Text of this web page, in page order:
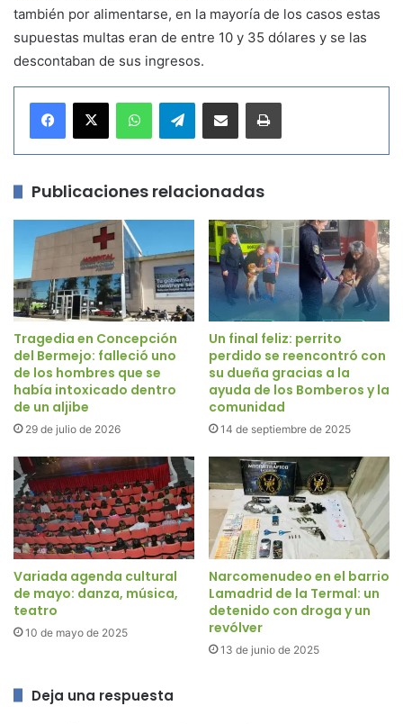
también por alimentarse, en la mayoría de los casos estas
supuestas multas eran de entre 10 y 35 dólares y se las
descontaban de sus ingresos.
Telegram
Publicaciones relacionadas
Tragedia en Concepción
del Bermejo: falleció uno
de los hombres que se
había intoxicado dentro
de un aljibe
29 de julio de 2026
Un final feliz: perrito
perdido se reencontró con
su dueña gracias a la
ayuda de los Bomberos y la
comunidad
14 de septiembre de 2025
Variada agenda cultural
de mayo: danza, música,
teatro
10 de mayo de 2025
Narcomenudeo en el barrio
Lamadrid de la Termal: un
detenido con droga y un
revólver
13 de junio de 2025
Deja una respuesta